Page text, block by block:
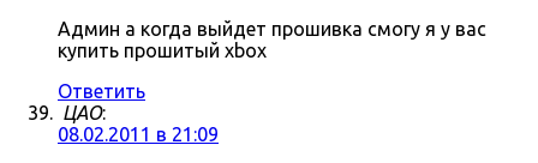
Админ а когда выйдет прошивка смогу я у вас
купить прошитый xbox
Ответить
ЦАО:
08.02.2011 в 21:09